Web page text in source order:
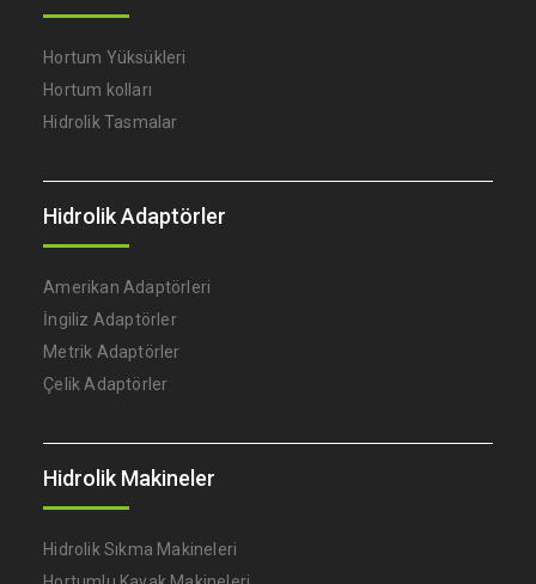
Hortum Yüksükleri
Hortum kolları
Hidrolik Tasmalar
Hidrolik Adaptörler
Amerikan Adaptörleri
İngiliz Adaptörler
Metrik Adaptörler
Çelik Adaptörler
Hidrolik Makineler
Hidrolik Sıkma Makineleri